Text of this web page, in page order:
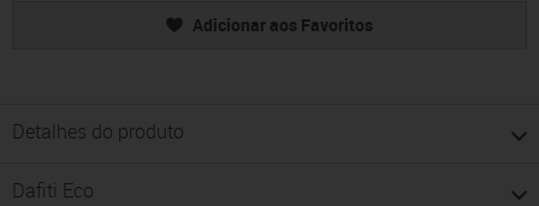
Adicionar aos Favoritos
Detalhes do produto
Dafiti Eco